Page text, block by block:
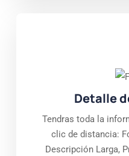
Detalle
Tendras toda la
clic de distancia:
Descripción Larga,